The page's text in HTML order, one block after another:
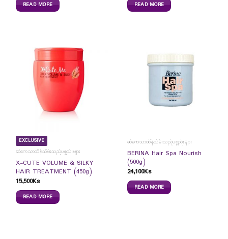
READ MORE READ MORE
EXCLUSIVE
ဆံကေသာထိန်သိမ်းသည့်ပစ္စည်းများ
X-CUTE VOLUME & SILKY
HAIR TREATMENT (450g)
15,500Ks
READ MORE
ဆံကေသာထိန်သိမ်းသည့်ပစ္စည်းများ
BERINA Hair Spa Nourish
(500g)
24,100Ks
READ MORE